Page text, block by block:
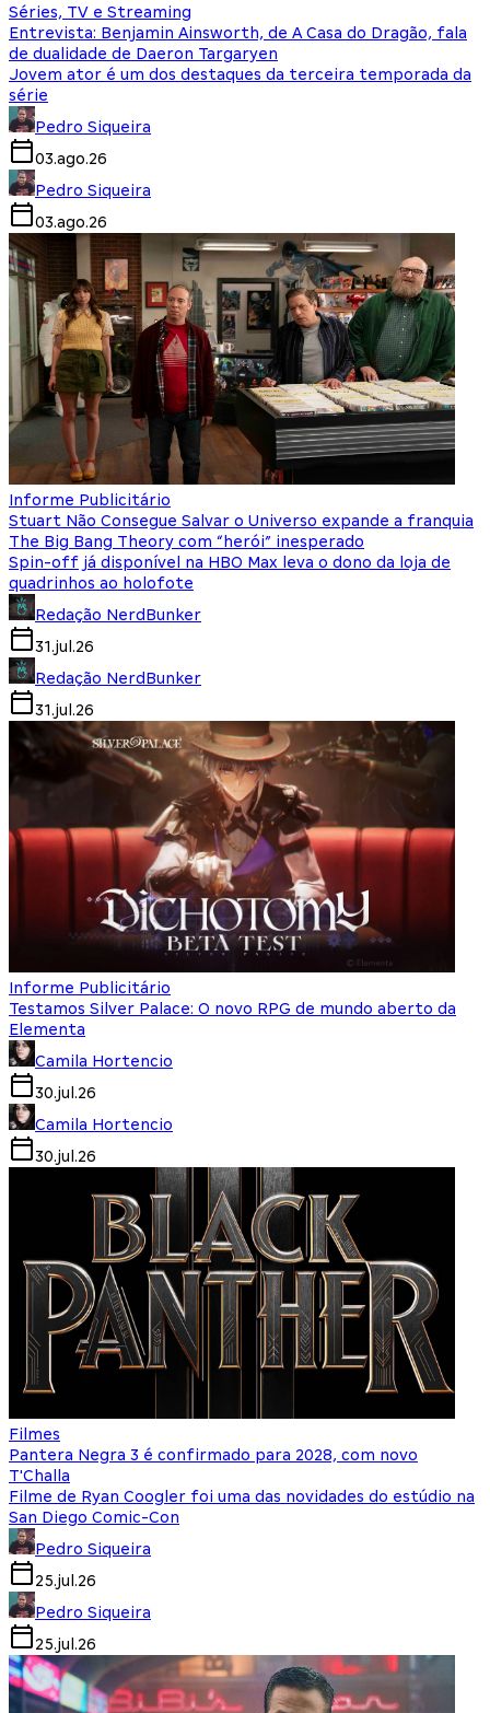
Séries, TV e Streaming
Entrevista: Benjamin Ainsworth, de A Casa do Dragão, fala
de dualidade de Daeron Targaryen
Jovem ator é um dos destaques da terceira temporada da
série
Pedro Siqueira
03.ago.26
Pedro Siqueira
03.ago.26
Informe Publicitário
Stuart Não Consegue Salvar o Universo expande a franquia
The Big Bang Theory com “herói” inesperado
Spin-off já disponível na HBO Max leva o dono da loja de
quadrinhos ao holofote
Redação NerdBunker
31.jul.26
Redação NerdBunker
31.jul.26
Informe Publicitário
Testamos Silver Palace: O novo RPG de mundo aberto da
Elementa
Camila Hortencio
30.jul.26
Camila Hortencio
30.jul.26
Filmes
Pantera Negra 3 é confirmado para 2028, com novo
T'Challa
Filme de Ryan Coogler foi uma das novidades do estúdio na
San Diego Comic-Con
Pedro Siqueira
25.jul.26
Pedro Siqueira
25.jul.26